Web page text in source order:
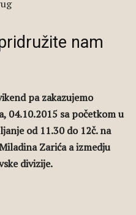
nam
pa zakazujemo
04.10.2015 sa početkom u
od 11.30 do 12č. na
Zarića a izmedju
divizije.